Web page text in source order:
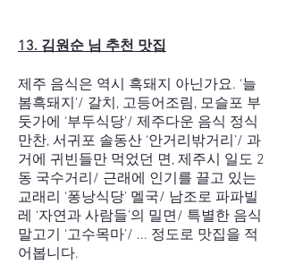
13. 김원순 님 추천 맛집
제주 음식은 역시 흑돼지 아닌가요. ‘늘
봄흑돼지’/ 갈치, 고등어조림, 모슬포 부
둣가에 ‘부두식당’/ 제주다운 음식 정식
만찬, 서귀포 솔동산 ‘안거리밖거리’/ 과
거에 귀빈들만 먹었던 면, 제주시 일도 2
동 국수거리/ 근래에 인기를 끌고 있는
교래리 ‘퐁낭식당’ 멜국/ 남조로 파파빌
레 ‘자연과 사람들’의 밀면/ 특별한 음식
말고기 ‘고수목마’/ ... 정도로 맛집을 적
어봅니다.